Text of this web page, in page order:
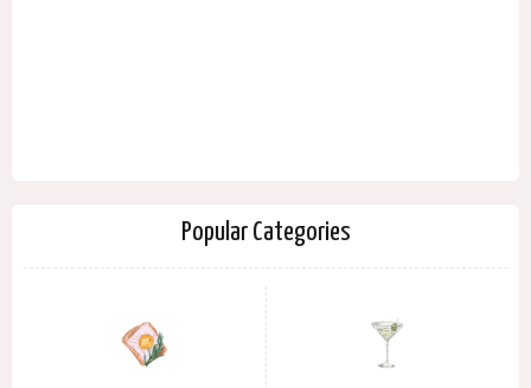
Popular Categories